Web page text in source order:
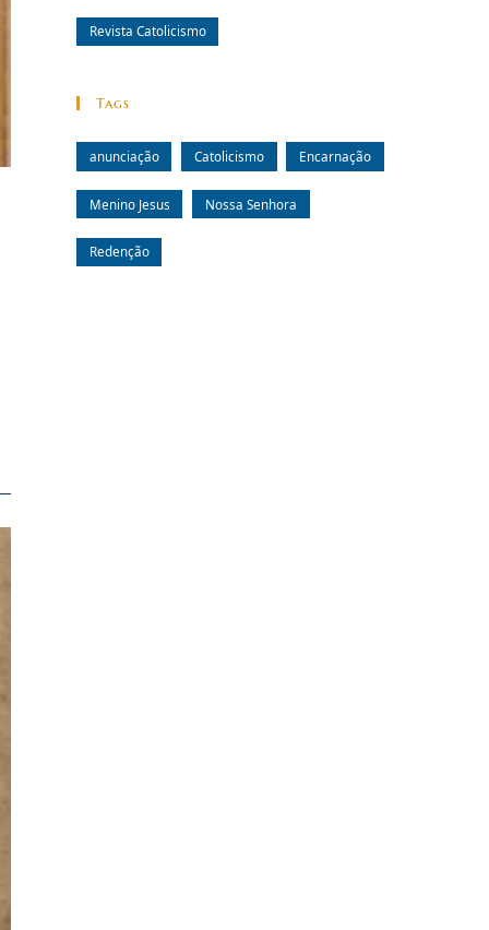
Revista Catolicismo
Tags
anunciação Catolicismo Encarnação
Menino Jesus Nossa Senhora
Redenção